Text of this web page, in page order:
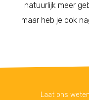
natuurlijk meer
maar heb je ook
Laat ons